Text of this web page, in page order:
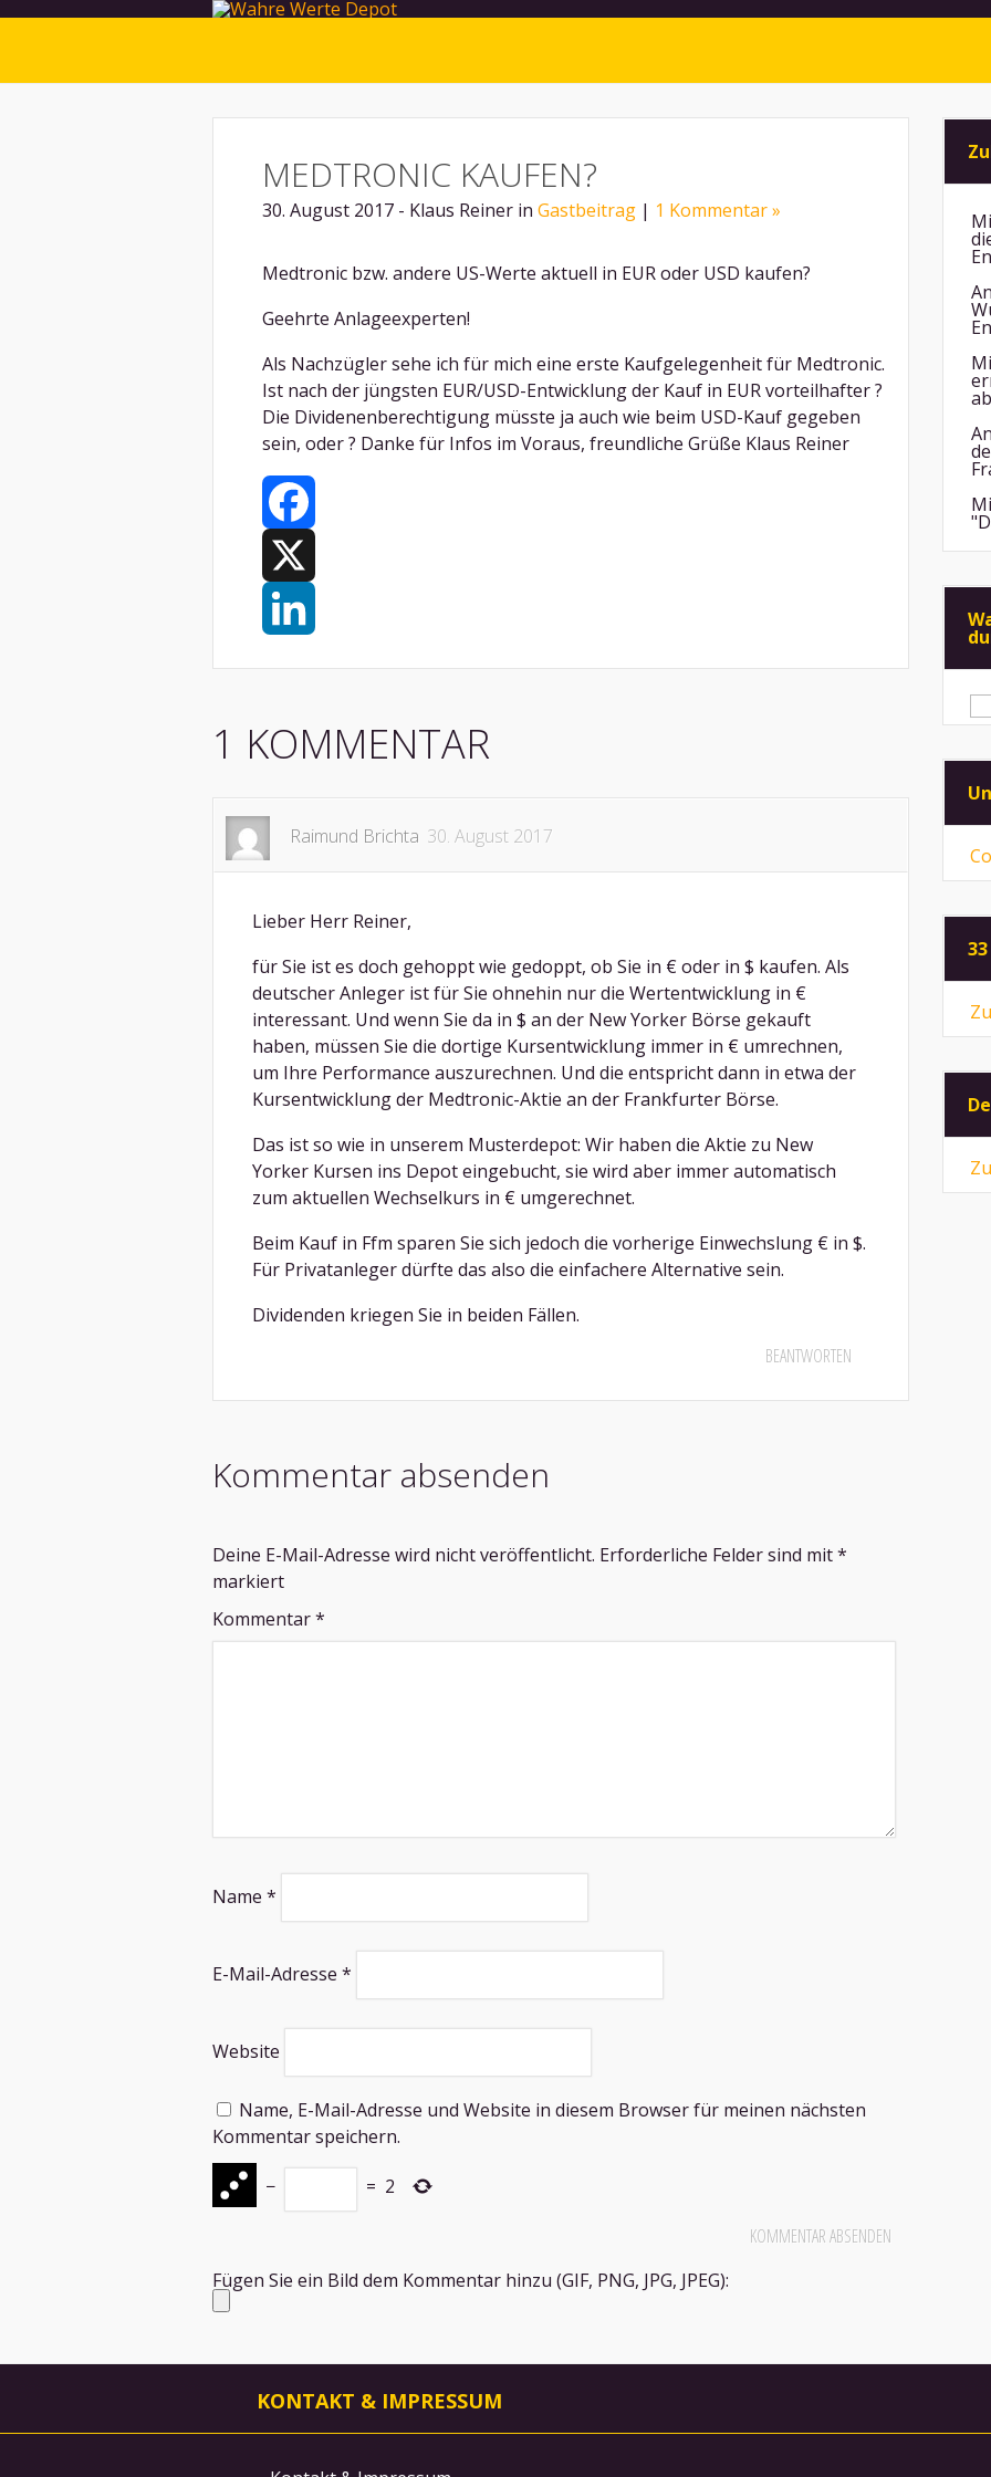
MEDTRONIC KAUFEN?
30. August 2017 - Klaus Reiner in Gastbeitrag | 1 Kommentar »
Medtronic bzw. andere US-Werte aktuell in EUR oder USD kaufen?
Geehrte Anlageexperten!
Als Nachzügler sehe ich für mich eine erste Kaufgelegenheit für Medtronic.
Ist nach der jüngsten EUR/USD-Entwicklung der Kauf in EUR vorteilhafter ?
Die Dividenenberechtigung müsste ja auch wie beim USD-Kauf gegeben
sein, oder ? Danke für Infos im Voraus, freundliche Grüße Klaus Reiner
Facebook
1 KOMMENTAR
Raimund Brichta 30. August 2017
Lieber Herr Reiner,
für Sie ist es doch gehoppt wie gedoppt, ob Sie in € oder in $ kaufen. Als
deutscher Anleger ist für Sie ohnehin nur die Wertentwicklung in €
interessant. Und wenn Sie da in $ an der New Yorker Börse gekauft
haben, müssen Sie die dortige Kursentwicklung immer in € umrechnen,
um Ihre Performance auszurechnen. Und die entspricht dann in etwa der
Kursentwicklung der Medtronic-Aktie an der Frankfurter Börse.
Das ist so wie in unserem Musterdepot: Wir haben die Aktie zu New
Yorker Kursen ins Depot eingebucht, sie wird aber immer automatisch
zum aktuellen Wechselkurs in € umgerechnet.
Beim Kauf in Ffm sparen Sie sich jedoch die vorherige Einwechslung € in $.
Für Privatanleger dürfte das also die einfachere Alternative sein.
Dividenden kriegen Sie in beiden Fällen.
BEANTWORTEN
Kommentar absenden
Deine E-Mail-Adresse wird nicht veröffentlicht. Erforderliche Felder sind mit*
markiert
Kommentar*
Name *
E-Mail-Adresse *
Website
Name, E-Mail-Adresse und Website in diesem Browser für meinen nächsten
Kommentar speichern.
− = 2
Fügen Sie ein Bild dem Kommentar hinzu (GIF, PNG, JPG, JPEG):
KONTAKT & IMPRESSUM